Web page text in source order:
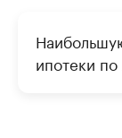
ипотеки